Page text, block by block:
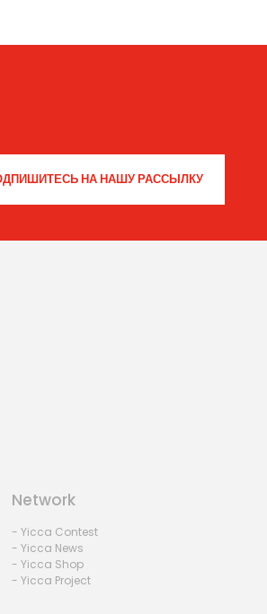
Network
- Yicca Contest
- Yicca News
- Yicca Shop
- Yicca Project